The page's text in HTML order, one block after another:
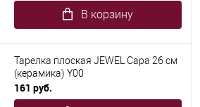
В корзину
Тарелка плоская JEWEL Сара 26 см
(керамика) Y00
161 руб.